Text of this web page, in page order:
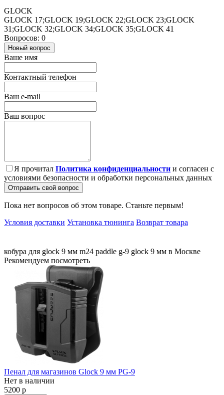
GLOCK
GLOCK 17;GLOCK 19;GLOCK 22;GLOCK 23;GLOCK
31;GLOCK 32;GLOCK 34;GLOCK 35;GLOCK 41
Вопросов: 0
Новый вопрос
Ваше имя
Контактный телефон
Ваш e-mail
Ваш вопрос
Я прочитал Политика конфиденциальности и согласен с
условиями безопасности и обработки персональных данных
Отправить свой вопрос
Пока нет вопросов об этом товаре. Станьте первым!
Условия доставки Установка тюнинга Возврат товара
кобура для glock 9 мм m24 paddle g-9 glock 9 мм в Москве
Рекомендуем посмотреть
Пенал для магазинов Glock 9 мм PG-9
Нет в наличии
5200 р